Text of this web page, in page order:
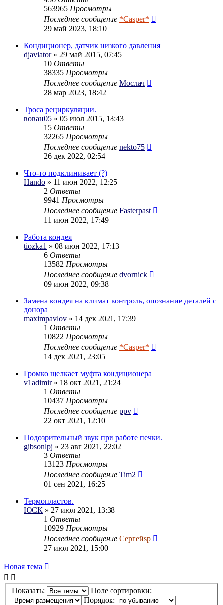
563965 Просмотры
Последнее сообщение *Casper*
29 май 2023, 18:10
Кондиционер, датчик низкого давления
djaviator» 29 май 2015, 07:45
10 Ответы
38335 Просмотры
Последнее сообщение Мослач
28 мар 2023, 18:42
Троса рециркуляции.
вован05 » 05 июл 2015, 18:43
15 Ответы
32265 Просмотры
Последнее сообщение nekto75
26 дек 2022, 02:54
Что-то подклинивает (?)
Hando » 11 июн 2022, 12:25
2 Ответы
9941 Просмотры
Последнее сообщение Fasterpast
11 июн 2022, 17:49
Работа кондея
tiozka1 » 08 июн 2022, 17:13
6 Ответы
13582 Просмотры
Последнее сообщение dvornick
09 июн 2022, 09:38
Замена кондея на климат-контроль, опознание деталей с
донора
maximpavlov » 14 дек 2021, 17:39
1 Ответы
10822 Просмотры
Последнее сообщение *Casper*
14 дек 2021, 23:05
Громко щелкает муфта кондиционера
v1adimir» 18 окт 2021, 21:24
1 Ответы
10437 Просмотры
Последнее сообщение ppv
22 окт 2021, 12:10
Подозрительный звук при работе печки.
gibsonlpj » 23 авг 2021, 22:02
3 Ответы
13123 Просмотры
Последнее сообщение Tim2
01 сен 2021, 16:25
Термопластов.
ЮСК » 27 июл 2021, 13:38
1 Ответы
10929 Просмотры
Последнее сообщение Сергейsp
27 июл 2021, 15:00
Новая тема
Показать:
Поле сортировки:
Порядок: